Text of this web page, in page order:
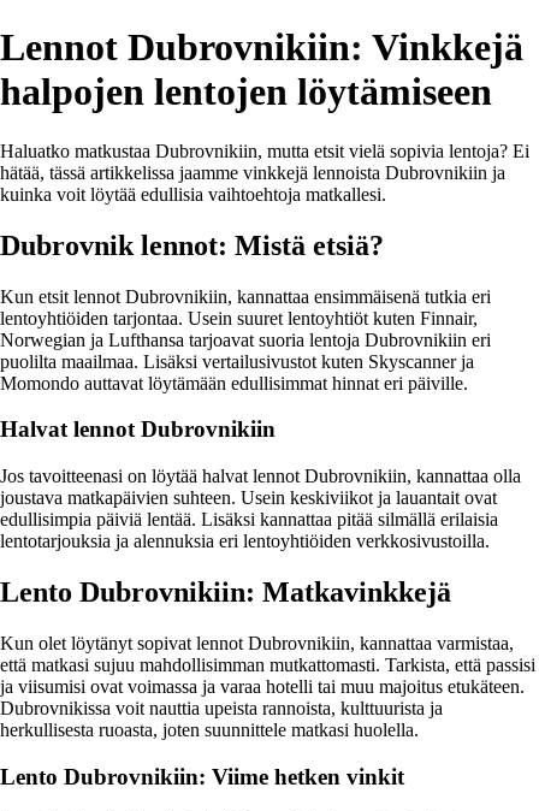
Lennot Dubrovnikiin: Vinkkejä
halpojen lentojen löytämiseen
Haluatko matkustaa Dubrovnikiin, mutta etsit vielä sopivia lentoja? Ei
hätää, tässä artikkelissa jaamme vinkkejä lennoista Dubrovnikiin ja
kuinka voit löytää edullisia vaihtoehtoja matkallesi.
Dubrovnik lennot: Mistä etsiä?
Kun etsit lennot Dubrovnikiin, kannattaa ensimmäisenä tutkia eri
lentoyhtiöiden tarjontaa. Usein suuret lentoyhtiöt kuten Finnair,
Norwegian ja Lufthansa tarjoavat suoria lentoja Dubrovnikiin eri
puolilta maailmaa. Lisäksi vertailusivustot kuten Skyscanner ja
Momondo auttavat löytämään edullisimmat hinnat eri päiville.
Halvat lennot Dubrovnikiin
Jos tavoitteenasi on löytää halvat lennot Dubrovnikiin, kannattaa olla
joustava matkapäivien suhteen. Usein keskiviikot ja lauantait ovat
edullisimpia päiviä lentää. Lisäksi kannattaa pitää silmällä erilaisia
lentotarjouksia ja alennuksia eri lentoyhtiöiden verkkosivustoilla.
Lento Dubrovnikiin: Matkavinkkejä
Kun olet löytänyt sopivat lennot Dubrovnikiin, kannattaa varmistaa,
että matkasi sujuu mahdollisimman mutkattomasti. Tarkista, että passisi
ja viisumisi ovat voimassa ja varaa hotelli tai muu majoitus etukäteen.
Dubrovnikissa voit nauttia upeista rannoista, kulttuurista ja
herkullisesta ruoasta, joten suunnittele matkasi huolella.
Lento Dubrovnikiin: Viime hetken vinkit